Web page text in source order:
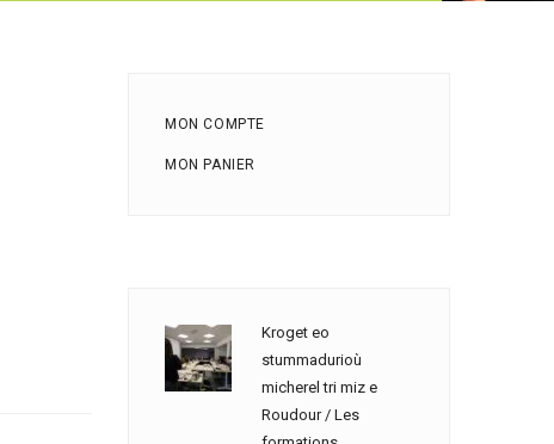
MON COMPTE
MON PANIER
Kroget eo
stummadurioù
micherel tri miz e
Roudour / Les